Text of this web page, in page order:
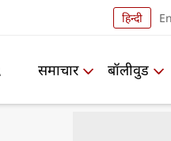
हिन्दी
समाचार बॉलीवुड